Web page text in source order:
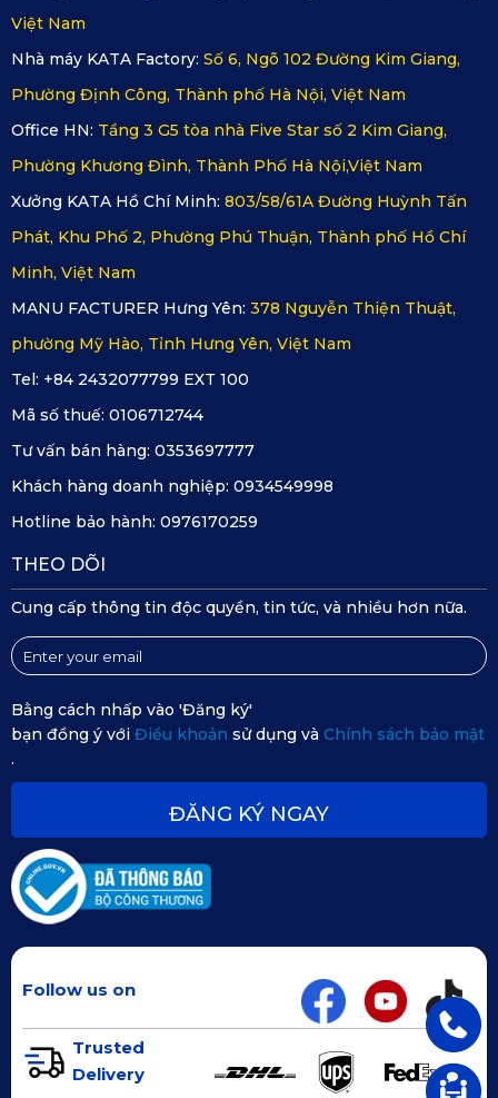
Việt Nam
Nhà máy KATA Factory: Số 6, Ngõ 102 Đường Kim Giang,
Phường Định Công, Thành phố Hà Nội, Việt Nam
Office HN: Tầng 3 G5 tòa nhà Five Star số 2 Kim Giang,
Phường Khương Đình, Thành Phố Hà Nội,Việt Nam
Xưởng KATA Hồ Chí Minh: 803/58/61A Đường Huỳnh Tấn
Phát, Khu Phố 2, Phường Phú Thuận, Thành phố Hồ Chí
Minh, Việt Nam
MANU FACTURER Hưng Yên: 378 Nguyễn Thiện Thuật,
phường Mỹ Hào, Tỉnh Hưng Yên, Việt Nam
Tel: +84 2432077799 EXT 100
Mã số thuế: 0106712744
Tư vấn bán hàng: 0353697777
Khách hàng doanh nghiệp: 0934549998
Hotline bảo hành: 0976170259
THEO DÕI
Cung cấp thông tin độc quyền, tin tức, và nhiều hơn nữa.
Bằng cách nhấp vào 'Đăng ký'
bạn đồng ý với Điều khoản sử dụng và Chính sách bảo mật
.
ĐĂNG KÝ NGAY
Follow us on
Trusted
Delivery